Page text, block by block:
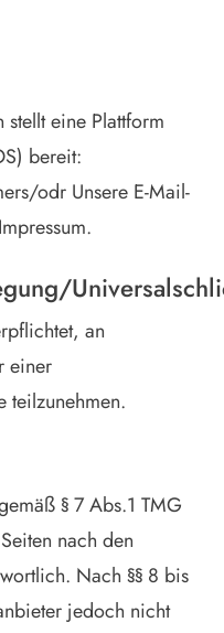
eine Plattform
bereit:
odr Unsere E-Mail-
an
einer
teilzunehmen.
§ 7 Abs.1 TMG
nach den
Nach §§ 8 bis
jedoch nicht